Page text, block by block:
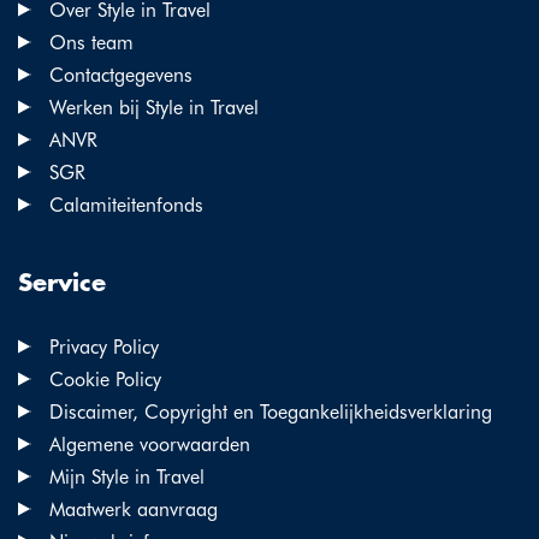
Over Style in Travel
Ons team
Contactgegevens
Werken bij Style in Travel
ANVR
SGR
Calamiteitenfonds
Service
Privacy Policy
Cookie Policy
Discaimer, Copyright en Toegankelijkheidsverklaring
Algemene voorwaarden
Mijn Style in Travel
Maatwerk aanvraag